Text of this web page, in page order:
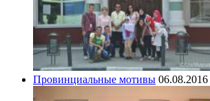
Провинциальные мотивы 06.08.2016